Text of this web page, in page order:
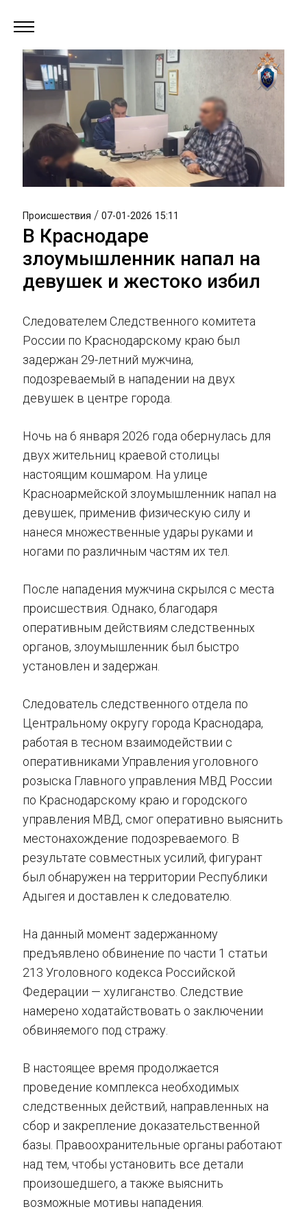
Происшествия / 07-01-2026 15:11
В Краснодаре
злоумышленник напал на
девушек и жестоко избил
Следователем Следственного комитета
России по Краснодарскому краю был
задержан 29-летний мужчина,
подозреваемый в нападении на двух
девушек в центре города.
Ночь на 6 января 2026 года обернулась для
двух жительниц краевой столицы
настоящим кошмаром. На улице
Красноармейской злоумышленник напал на
девушек, применив физическую силу и
нанеся множественные удары руками и
ногами по различным частям их тел.
После нападения мужчина скрылся с места
происшествия. Однако, благодаря
оперативным действиям следственных
органов, злоумышленник был быстро
установлен и задержан.
Следователь следственного отдела по
Центральному округу города Краснодара,
работая в тесном взаимодействии с
оперативниками Управления уголовного
розыска Главного управления МВД России
по Краснодарскому краю и городского
управления МВД, смог оперативно выяснить
местонахождение подозреваемого. В
результате совместных усилий, фигурант
был обнаружен на территории Республики
Адыгея и доставлен к следователю.
На данный момент задержанному
предъявлено обвинение по части 1 статьи
213 Уголовного кодекса Российской
Федерации — хулиганство. Следствие
намерено ходатайствовать о заключении
обвиняемого под стражу.
В настоящее время продолжается
проведение комплекса необходимых
следственных действий, направленных на
сбор и закрепление доказательственной
базы. Правоохранительные органы работают
над тем, чтобы установить все детали
произошедшего, а также выяснить
возможные мотивы нападения.